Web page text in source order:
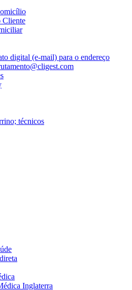
Cliente
digital (e-mail) para o endereço
técnicos
Inglaterra